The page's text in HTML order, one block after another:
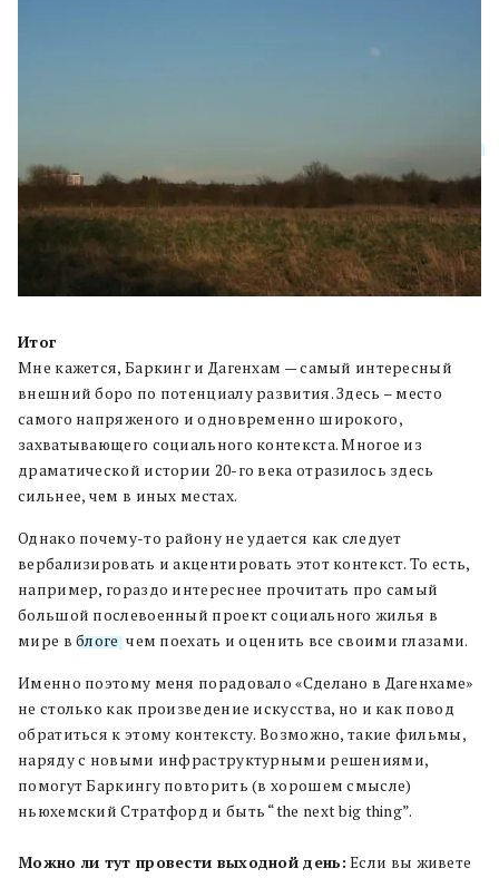
Итог
Мне кажется, Баркинг и Дагенхам — самый интересный
внешний боро по потенциалу развития. Здесь – место
самого напряженого и одновременно широкого,
захватывающего социального контекста. Многое из
драматической истории 20-го века отразилось здесь
сильнее, чем в иных местах.
Однако почему-то району не удается как следует
вербализировать и акцентировать этот контекст. То есть,
например, гораздо интереснее прочитать про самый
большой послевоенный проект социального жилья в
мире вблоге, чем поехать и оценить все своими глазами.
Именно поэтому меня порадовало «Сделано в Дагенхаме»
не столько как произведение искусства, но и как повод
обратиться к этому контексту. Возможно, такие фильмы,
наряду с новыми инфраструктурными решениями,
помогут Баркингу повторить (в хорошем смысле)
ньюхемский Стратфорд и быть “the next big thing”.
Можно ли тут провести выходной день: Если вы живете